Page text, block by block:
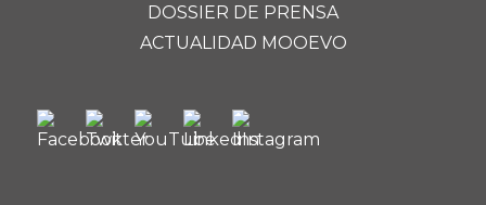
DOSSIER DE PRENSA
ACTUALIDAD MOOEVO